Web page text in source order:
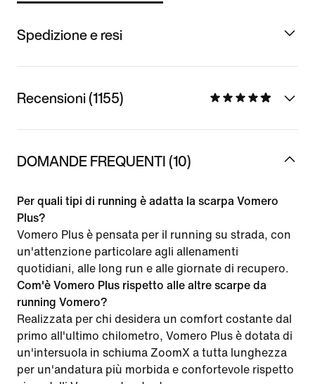
Spedizione e resi
Recensioni (1155)
DOMANDE FREQUENTI (10)
Per quali tipi di running è adatta la scarpa Vomero
Plus?
Vomero Plus è pensata per il running su strada, con
un'attenzione particolare agli allenamenti
quotidiani, alle long run e alle giornate di recupero.
Com'è Vomero Plus rispetto alle altre scarpe da
running Vomero?
Realizzata per chi desidera un comfort costante dal
primo all'ultimo chilometro, Vomero Plus è dotata di
un'intersuola in schiuma ZoomX a tutta lunghezza
per un'andatura più morbida e confortevole rispetto